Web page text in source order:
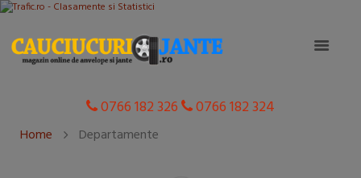
0766 182 326 0766 182 324
Home Departamente